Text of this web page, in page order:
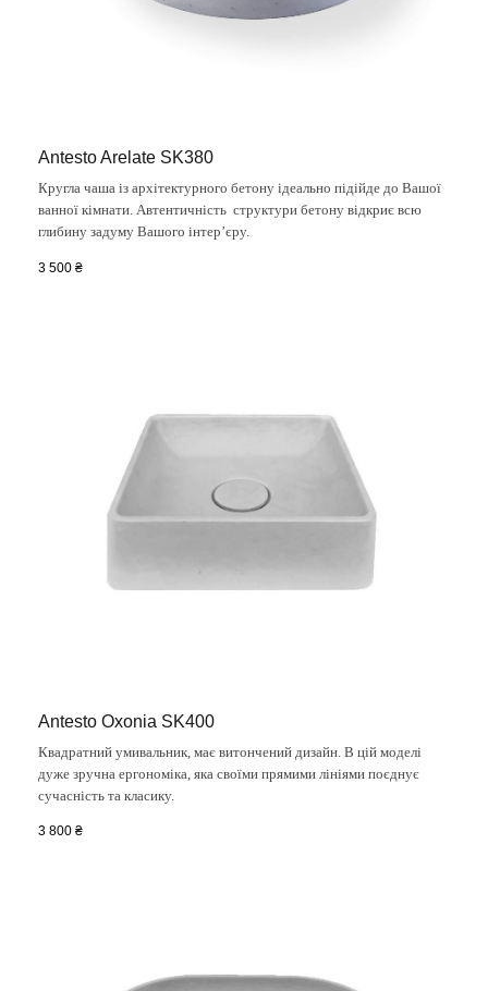
Antesto Arelate SK380
Кругла чаша із архітектурного бетону ідеально підійде до Вашої
ванної кімнати. Автентичність структури бетону відкриє всю
глибину задуму Вашого інтер’єру.
3 500 ₴
Antesto Oxonia SK400
Квадратний умивальник, має витончений дизайн. В цій моделі
дуже зручна ергономіка, яка своїми прямими лініями поєднує
сучасність та класику.
3 800 ₴